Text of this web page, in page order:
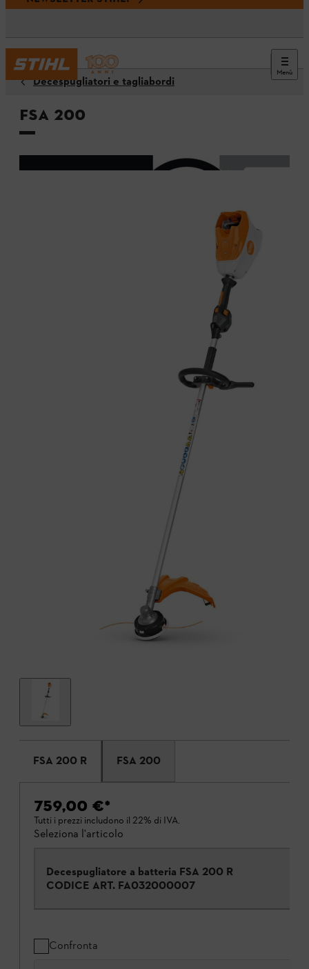
Menù
Decespugliatori e tagliabordi
FSA 200
FSA 200 R FSA 200
759,00 €*
Tutti i prezzi includono il 22% di IVA.
Seleziona l'articolo
Decespugliatore a batteria FSA 200 R
CODICE ART. FA032000007
Confronta